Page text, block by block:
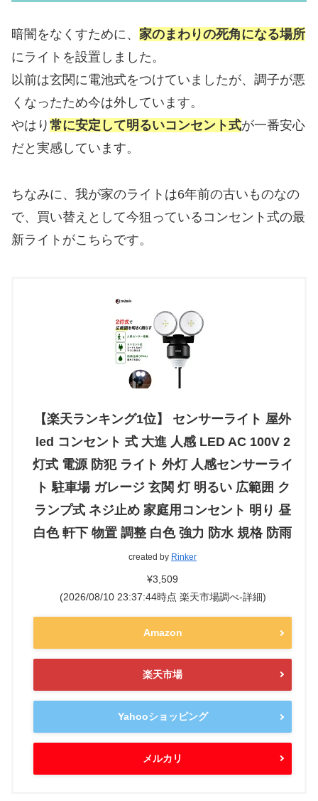
暗闇をなくすために、 家のまわりの死角になる場所
にライトを設置しました。
以前は玄関に電池式をつけていましたが、調子が悪
くなったため今は外しています。
やはり 常に安定して明るいコンセント式が一番安心
だと実感しています。
ちなみに、我が家のライトは6年前の古いものなの
で、買い替えとして今狙っているコンセント式の最
新ライトがこちらです。
【楽天ランキング1位】 センサーライト 屋外
led コンセント 式 大進 人感 LED AC 100V 2
灯式 電源 防犯 ライト 外灯 人感センサーライ
ト 駐車場 ガレージ 玄関 灯 明るい 広範囲 ク
ランプ式 ネジ止め 家庭用コンセント 明り 昼
白色 軒下 物置 調整 白色 強力 防水 規格 防雨
created by Rinker
¥3,509
(2026/08/10 23:37:44時点 楽天市場調べ-詳細)
Amazon
楽天市場
Yahooショッピング
メルカリ